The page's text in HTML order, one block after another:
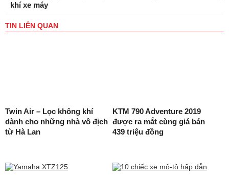
khí xe máy
TIN LIÊN QUAN
Twin Air – Lọc không khí
dành cho những nhà vô địch
từ Hà Lan
KTM 790 Adventure 2019
được ra mắt cùng giá bán
439 triệu đồng